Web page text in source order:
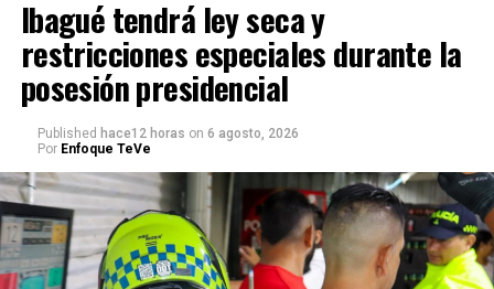
Ibagué tendrá ley seca y
restricciones especiales durante la
posesión presidencial
Published hace12 horas on 6 agosto, 2026
Por Enfoque TeVe